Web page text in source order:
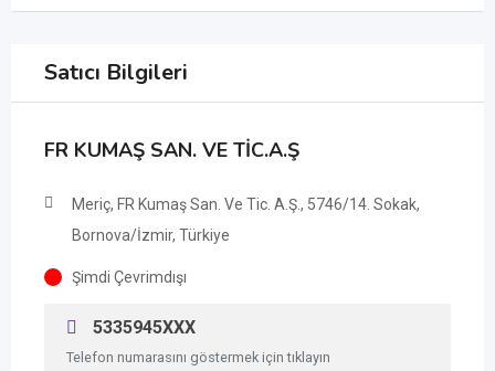
Satıcı Bilgileri
FR KUMAŞ SAN. VE TİC.A.Ş
Meriç, FR Kumaş San. Ve Tic. A.Ş., 5746/14. Sokak,
Bornova/İzmir, Türkiye
Şimdi Çevrimdışı
5335945XXX
Telefon numarasını göstermek için tıklayın